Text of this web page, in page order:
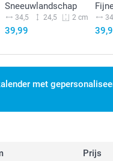
Sneeuwlandschap
34,5 24,5 2 cm
39,99
met
Prijs